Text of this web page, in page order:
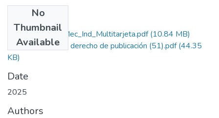
No
Thumbnail
Available
Rep_IUPB_Tec_Mec_Ind_Multitarjeta.pdf(10.84 MB)
Autorización de derecho de publicación (51).pdf(44.35
KB)
Date
2025
Authors